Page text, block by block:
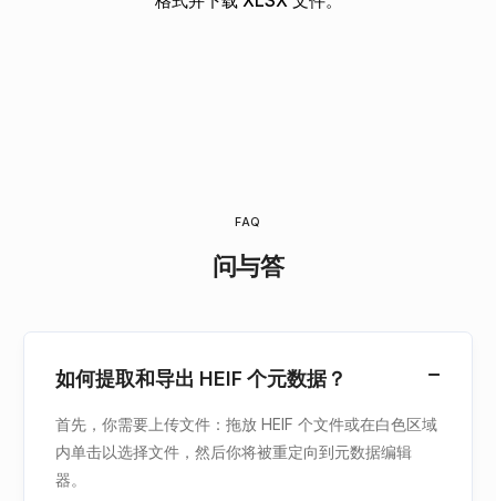
FAQ
问与答
如何提取和导出 HEIF 个元数据？
首先，你需要上传文件：拖放 HEIF 个文件或在白色区域
内单击以选择文件，然后你将被重定向到元数据编辑
器。